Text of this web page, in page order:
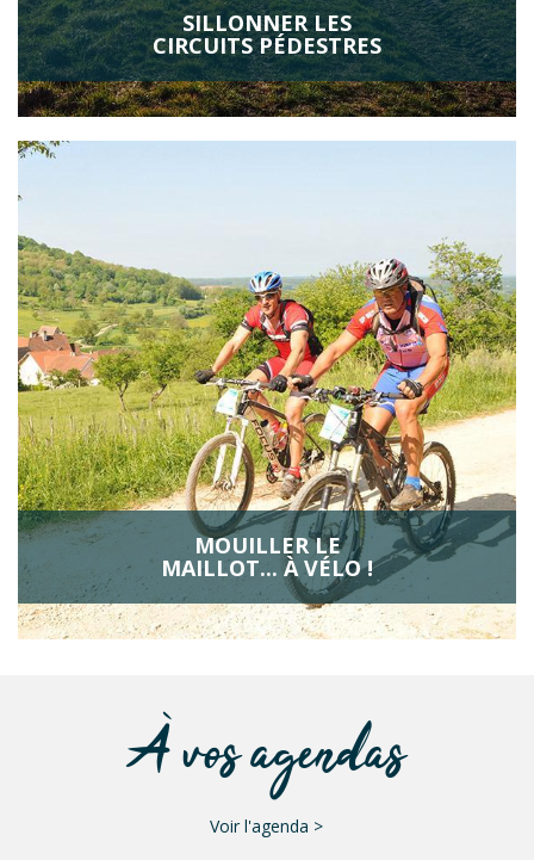
SILLONNER LES
CIRCUITS PÉDESTRES
MOUILLER LE
MAILLOT... À VÉLO !
À vos agendas
Voir l'agenda >